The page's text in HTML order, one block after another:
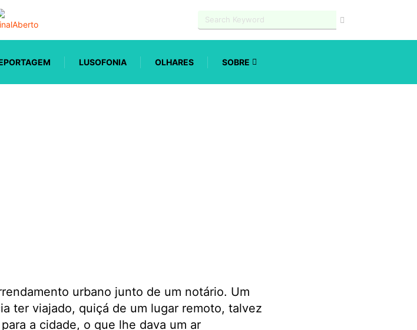
LUSOFONIA OLHARES SOBRE
urbano junto de um notário. Um
ter viajado, quiçá de um lugar remoto, talvez
a cidade, o que lhe dava um ar